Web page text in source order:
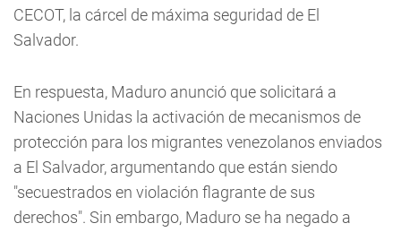
CECOT, la cárcel de máxima seguridad de El
Salvador.
En respuesta, Maduro anunció que solicitará a
Naciones Unidas la activación de mecanismos de
protección para los migrantes venezolanos enviados
a El Salvador, argumentando que están siendo
"secuestrados en violación flagrante de sus
derechos". Sin embargo, Maduro se ha negado a